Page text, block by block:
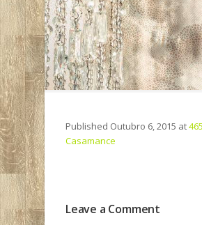
Published Outubro 6, 2015 at
Casamance
Leave a Comment